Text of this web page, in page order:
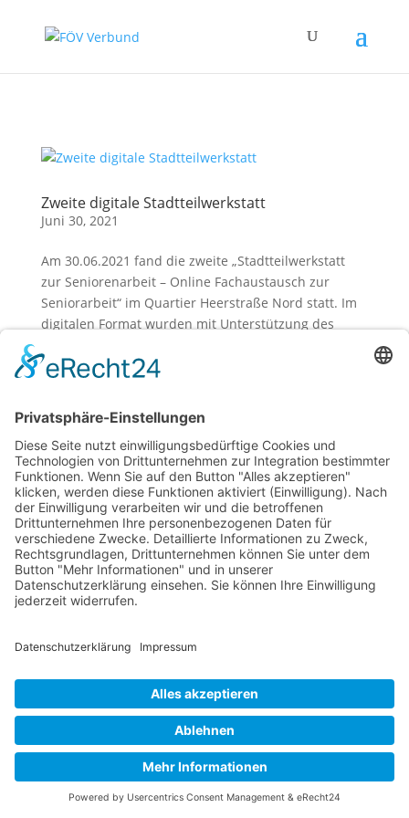
Zweite digitale Stadtteilwerkstatt
Juni 30, 2021
Am 30.06.2021 fand die zweite „Stadtteilwerkstatt
zur Seniorenarbeit – Online Fachaustausch zur
Seniorarbeit“ im Quartier Heerstraße Nord statt. Im
digitalen Format wurden mit Unterstützung des
CIA- Spandau...
Buy now